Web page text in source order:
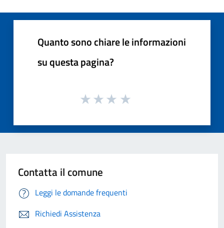
Quanto sono chiare le informazioni
su questa pagina?
Contatta il comune
Leggi le domande frequenti
Richiedi Assistenza